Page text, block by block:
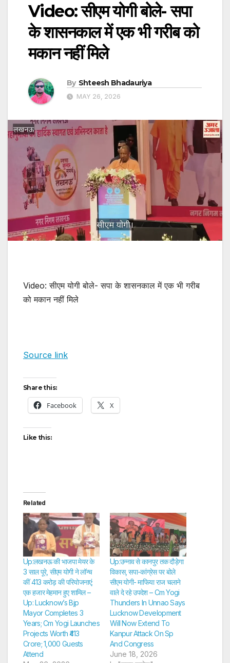
Video: सीएम योगी बोले- सपा
के शासनकाल में एक भी गरीब को
मकान नहीं मिले
By Shteesh Bhadauriya
MAY 26, 2026
Video: सीएम योगी बोले- सपा के शासनकाल में एक भी गरीब
को मकान नहीं मिले
Source link
Share this:
Facebook X
Like this:
Related
Up:लखनऊ की भाजपा मेयर के
3 साल पूरे, सीएम योगी ने लॉन्च
कीं 413 करोड़ की परियोजनाएं;
एक हजार मेहमान हुए शामिल –
Up: Lucknow’s Bjp
Mayor Completes 3
Years; Cm Yogi Launches
Projects Worth ₹413
Crore; 1,000 Guests
Attend
Up:उन्नाव से कानपुर तक दौड़ेगा
विकास, सपा-कांग्रेस पर बोले
सीएम योगी- माफिया राज चलाने
वाले दे रहे उपदेश – Cm Yogi
Thunders In Unnao Says
Lucknow Development
Will Now Extend To
Kanpur Attack On Sp
And Congress
June 18, 2026